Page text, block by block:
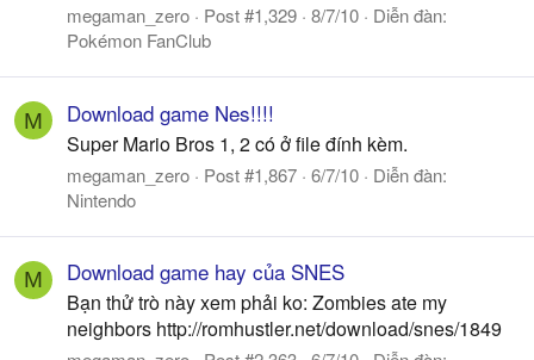
megaman_zero Post #1,329 8/7/10
Diễn đàn:
Pokémon FanClub
M Download game Nes!!!!
Super Mario Bros 1, 2 có ở file đính kèm.
megaman_zero Post #1,867 6/7/10
Diễn đàn:
Nintendo
M Download game hay của SNES
Bạn thử trò này xem phải ko: Zombies ate my
neighbors http://romhustler.net/download/snes/1849